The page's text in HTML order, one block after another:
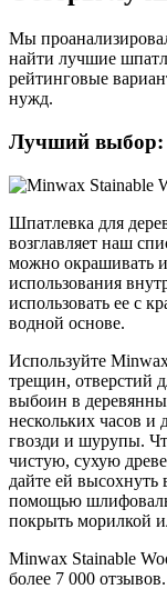
Мы
найти лучшие
рейтинговые
нужд.
Лучший выбор:
Шпатлевка для
возглавляет наш
можно окрашивать
использования
использовать ее с
водной основе.
Используйте
трещин, отверстий
выбоин в
нескольких часов и
гвозди и шурупы.
чистую, сухую
дайте ей высохнуть
помощью
покрыть морилкой
Minwax Stainable
более 7 000